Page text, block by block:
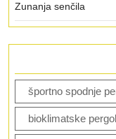
Zunanja senčila
športno spodnje
bioklimatske